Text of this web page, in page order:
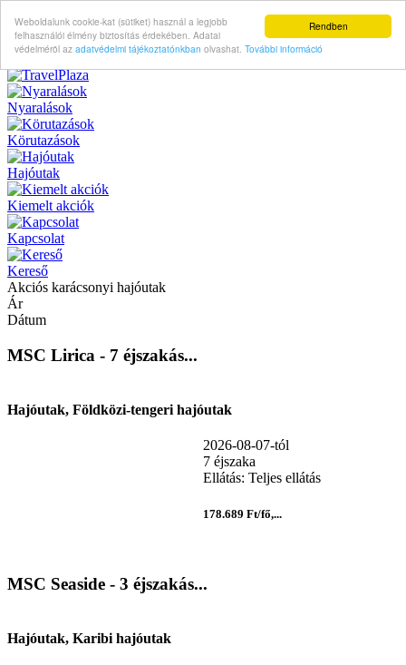
Rendben
Weboldalunk cookie-kat (sütiket) használ a legjobb
felhasználói élmény biztosítás érdekében. Adatai
védelméröl az adatvédelmi tájékoztatónkban olvashat. További információ
Nyaralások
Körutazások
Hajóutak
Kiemelt akciók
Kapcsolat
Kereső
Akciós karácsonyi hajóutak
Ár
Dátum
MSC Lirica - 7 éjszakás...
Hajóutak, Földközi-tengeri hajóutak
2026-08-07-tól
7 éjszaka
Ellátás: Teljes ellátás
178.689 Ft/fő,...
MSC Seaside - 3 éjszakás...
Hajóutak, Karibi hajóutak